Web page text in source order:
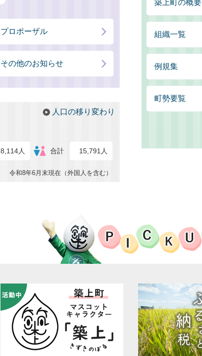
築上町の概要
組織一覧
例規集
町勢要覧
プロポーザル
その他のお知らせ
8,114人 合計 15,791人
人口の移り変わり
令和8年6月末現在（外国人を含む）